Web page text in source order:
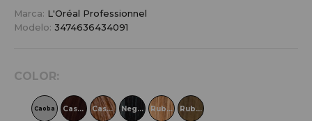
Marca: L'Oréal Professionnel
Modelo: 3474636434091
COLOR:
Caoba Castaño Castaño Claro Negro Rubio Calido Rubio Oscuro